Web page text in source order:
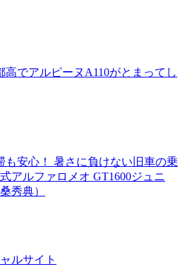
高でアルピーヌA110がとまってし
も安心！ 暑さに負けない旧車の乗
アルファロメオ GT1600ジュニ
秀典）
ルサイト